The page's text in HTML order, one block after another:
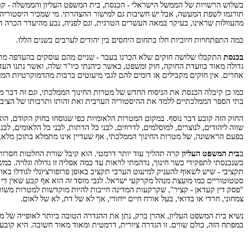
בשלוש הרשויות של הממשל הישראלי - הכנסת, בית המשפט העליון והממשלה -
תורגמו לשפת המעשה, אבל יש חשיבות גם למישור ההצהרתי. מי שמכיר היסטוריה
מהעוולות שראינו, בעיקר במאה העשרים הטרגית, וגם לפניה, נבע מהיעדר
כמה התפתחויות חיוביות חלו בתחום היחסים בין יהודים לערבים בשנים הללו.
בכנסת התקבלו שלושה חוקים שלא הכרנו בעבר - שניים מהם עוסקים בהעדפה
גדולה מאוד בוועדת החוקה, חוק ומשפט, כאשר כיהנתי כיו"ר שלה, ואשר נתנו
אחרים. אין חוקים מקבילים או דומים להם לגבי מיעוטים ברבות מהדמוקרטיות
כמו כן קיבלה הכנסת את הניסוח החדש של מטרות החינוך הממלכתי, וגם זה
בתי הספר הממלכתיים ללמד את ההיסטוריה הערבית ואת זהותו ותרבותו של
החוק הזה קובע דבר נוסף. במקום המטרות הלאומיות כפי שנוסחו בחוק
שווה ליהודים, לנוצרים, למוסלמים, לדרוזים, לבני כל הדתות, לבני כל הלאומים,
בפעם הראשונה, של מטרות החינוך הממלכתי, אף שעדיין אינו מתמלא בתוכן
בבית המשפט העליון קרה תהליך עוד יותר דרמטי. הוא קיבל שורת החלטות
כשנכנסתי לתפקידי כשר חינוך, נדהמתי לראות עד כמה אפליה זו גדולה וגלויה.
סטטוטוריים כמו מועצת מנהל מקרקעי ישראל. לגבי מוסד זה הוא אף קבע שאין
"פסק דין קעדאן - קציר", שקרקעות המדינה חייבות להיות מוקדשות למטרות
צמחוני, חרדי או בדואי, בעל אורח חיים ייחודי, אך לא של דת, לא של לאום.
נשיא בית המשפט העליון, אהרן ברק, נתן את ההגדרה הטובה ביותר לאופייה
במפתח הזה, כולם שווים. זו הגדרה ציורית, דרמטית ומאוד מאוד חשובה. היא